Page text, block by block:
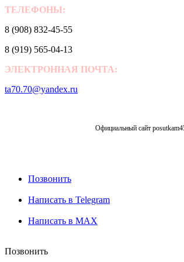
ТЕЛЕФОНЫ:
8 (908) 832-45-55
8 (919) 565-04-13
ЭЛЕКТРОННАЯ ПОЧТА:
ta70.70@yandex.ru
Официальный сайт
Позвонить
Написать в Telegram
Написать в MAX
Позвонить